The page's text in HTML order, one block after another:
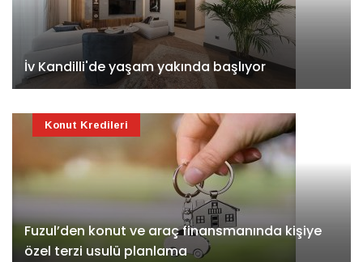
İv Kandilli'de yaşam yakında başlıyor
Fuzul’den konut ve araç finansmanında kişiye
özel terzi usulü planlama
Konut Kredileri